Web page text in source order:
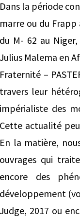
Dans la période contemporaine, que ce soit à travers des mouvements citoyens (cas de Y en a marre ou du Frapp au Sénégal, de la Lucha au Congo-RDC, du Balai citoyen au Burkina-Faso, du M- 62 au Niger, etc.) ou des partis panafricains ( Economic Freedom Fighters – EFF de Julius Malema en Afrique du Sud, Patriotes Africains du Sénégal pour le Travail, l’Éthique et la Fraternité – PASTEF d’Ousmane Sonko), sont apparues de nouvelles forces politiques qui, à travers leur hétérogénéité, s’inscrivent néanmoins dans l’héritage anticolonialiste et anti-impérialiste des mouvements de gauche auquel ce numéro de RHC entend se consacrer. Cette actualité peut inciter à un regard rétrospectif sur l’histoire de ces gauches africaines. En la matière, nous partons du constat de la place encore limitée de l’Afrique au sein des ouvrages qui traitent à l’échelle mondiale de l’histoire des mouvements de gauches ou encore des phénomènes de contestation qui ont nourri leur existence et leur développement (voir quelques chapitres in : Norman Naimark, Silvio Pons and Sophie Quinn-Judge, 2017 ou encore in : Chen Jian, Martin Klimke, Masha Kirasirova, Mary Nolan, Marilyn Young and Joanna Waley-Cohen, 2019). Néanmoins, depuis les années 1970, dans le sillage de la décolonisation, on s’est intéressé aux différentes idéologies se réclamant du socialisme, alors fort répandues sur le continent africain, qu’il s’agisse des différentes variantes du « socialisme africain » ou encore de celle du « socialisme scientifique » se revendiquant de la pensée de Marx et de Lénine (Bénot, 1972). Parmi ces derniers, les régimes se revendiquant du marxisme-léninisme, ont été parfois qualifiés d’afromarxistes (Arnold Hughes, 1992) ou d’afrocommunistes (Ottaway & Ottaway, 1986). D’autres travaux, des plus classiques aux plus récents, ont examiné les relations entre les courants panafricanistes et les organisations communistes (Padmore, 1958 ; Adi, 2013 ;